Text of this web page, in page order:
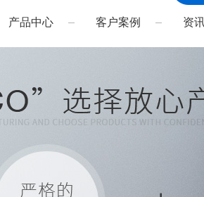
产品中心 客户案例 资